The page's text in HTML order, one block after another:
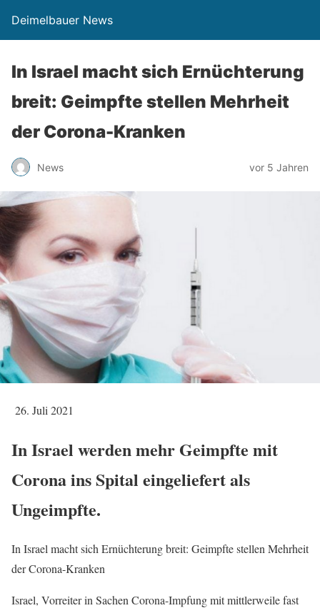
Deimelbauer News
In Israel macht sich Ernüchterung
breit: Geimpfte stellen Mehrheit
der Corona-Kranken
News vor 5 Jahren
26. Juli 2021
In Israel werden mehr Geimpfte mit
Corona ins Spital eingeliefert als
Ungeimpfte.
In Israel macht sich Ernüchterung breit: Geimpfte stellen Mehrheit
der Corona-Kranken
Israel, Vorreiter in Sachen Corona-Impfung mit mittlerweile fast